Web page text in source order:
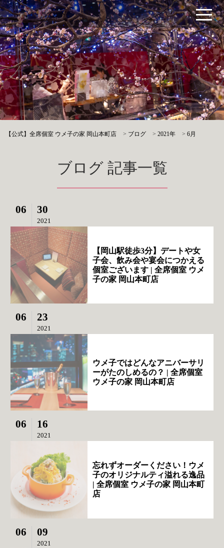
【公式】全席個室 ウメ子の家 岡山本町店 > ブログ >2021年 >6月
ブログ 記事一覧
06 30
2021
【岡山駅徒歩3分】デートや女
子会、飲み会や宴会につかえる
個室ございます | 全席個室 ウメ
子の家 岡山本町店
06 23
2021
ウメ子ではどんなアニバーサリ
ーがたのしめるの？ | 全席個室
ウメ子の家 岡山本町店
06 16
2021
忘れずオーダーください！ウメ
子のオリジナルティ溢れる逸品
| 全席個室 ウメ子の家 岡山本町
店
06 09
2021